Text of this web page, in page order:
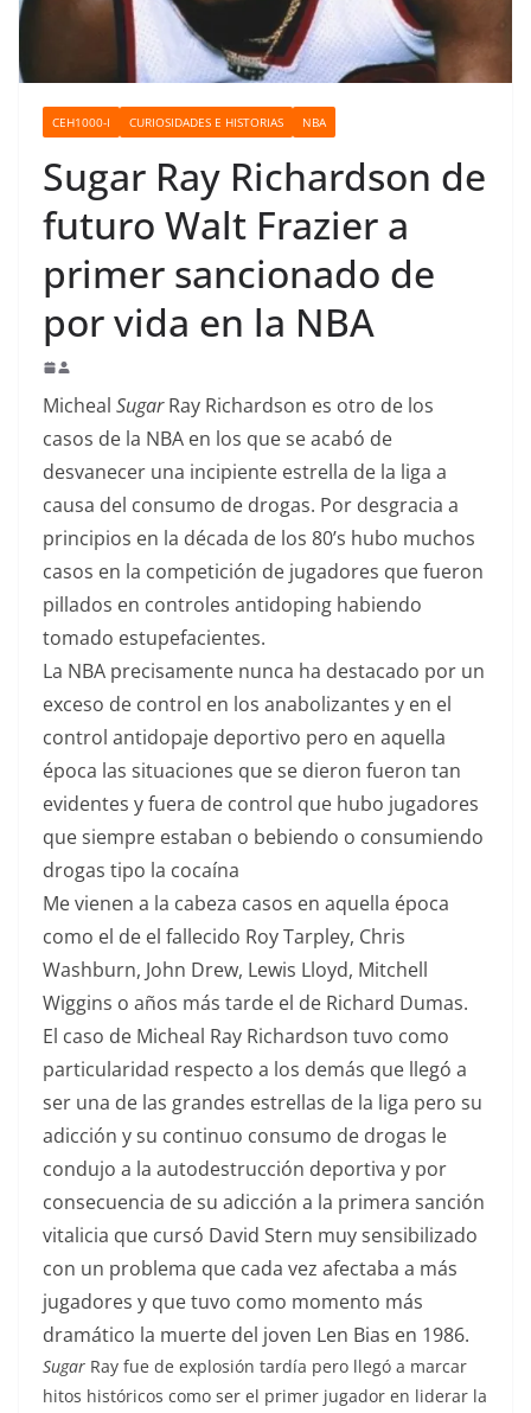
CEH1000-I CURIOSIDADES E HISTORIAS NBA
Sugar Ray Richardson de
futuro Walt Frazier a
primer sancionado de
por vida en la NBA
Micheal SugarRay Richardson es otro de los
casos de la NBA en los que se acabó de
desvanecer una incipiente estrella de la liga a
causa del consumo de drogas. Por desgracia a
principios en la década de los 80’s hubo muchos
casos en la competición de jugadores que fueron
pillados en controles antidoping habiendo
tomado estupefacientes.
La NBA precisamente nunca ha destacado por un
exceso de control en los anabolizantes y en el
control antidopaje deportivo pero en aquella
época las situaciones que se dieron fueron tan
evidentes y fuera de control que hubo jugadores
que siempre estaban o bebiendo o consumiendo
drogas tipo la cocaína
Me vienen a la cabeza casos en aquella época
como el de el fallecido Roy Tarpley, Chris
Washburn, John Drew, Lewis Lloyd, Mitchell
Wiggins o años más tarde el de Richard Dumas.
El caso de Micheal Ray Richardson tuvo como
particularidad respecto a los demás que llegó a
ser una de las grandes estrellas de la liga pero su
adicción y su continuo consumo de drogas le
condujo a la autodestrucción deportiva y por
consecuencia de su adicción a la primera sanción
vitalicia que cursó David Stern muy sensibilizado
con un problema que cada vez afectaba a más
jugadores y que tuvo como momento más
dramático la muerte del joven Len Bias en 1986.
Sugar Ray fue de explosión tardía pero llegó a marcar
hitos históricos como ser el primer jugador en liderar la